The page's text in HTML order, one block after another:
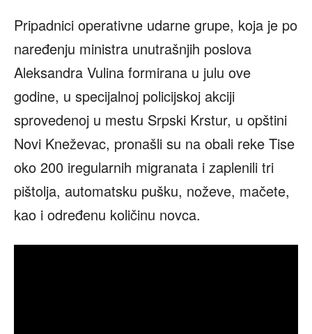
Pripadnici operativne udarne grupe, koja je po
naređenju ministra unutrašnjih poslova
Aleksandra Vulina formirana u julu ove
godine, u specijalnoj policijskoj akciji
sprovedenoj u mestu Srpski Krstur, u opštini
Novi Kneževac, pronašli su na obali reke Tise
oko 200 iregularnih migranata i zaplenili tri
pištolja, automatsku pušku, noževe, mačete,
kao i određenu količinu novca.